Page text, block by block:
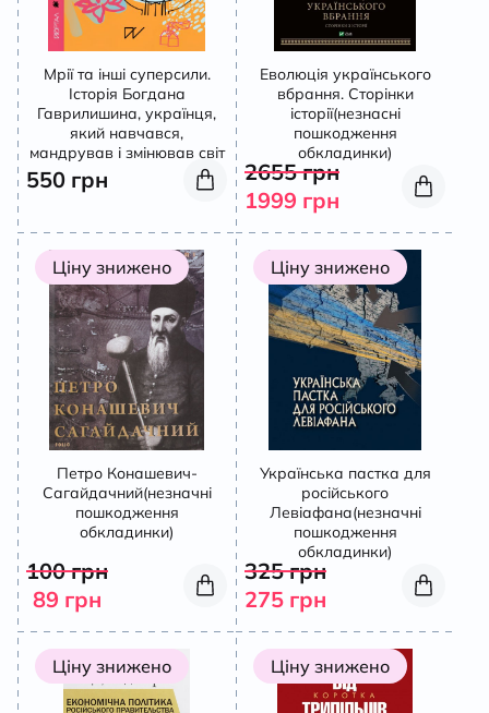
Мрії та інші суперсили.
Історія Богдана
Гаврилишина, українця,
який навчався,
мандрував і змінював світ
550 грн
Еволюція українського
вбрання. Сторінки
історії(незнасні
пошкодження
обкладинки)
2655грн
1999 грн
Ціну знижено
Петро Конашевич-
Сагайдачний(незначні
пошкодження
обкладинки)
100грн
89 грн
Ціну знижено
Українська пастка для
російського
Левіафана(незначні
пошкодження
обкладинки)
325грн
275 грн
Ціну знижено Ціну знижено